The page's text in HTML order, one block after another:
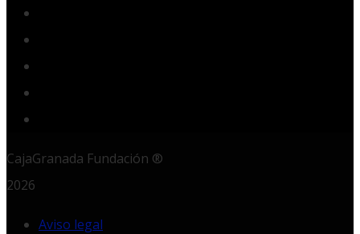
CajaGranada Fundación ®
2026
Aviso legal